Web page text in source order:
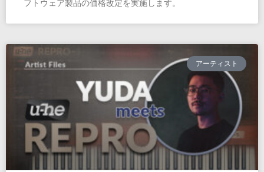
フトウェア製品の価格改定を実施します。
アーティスト